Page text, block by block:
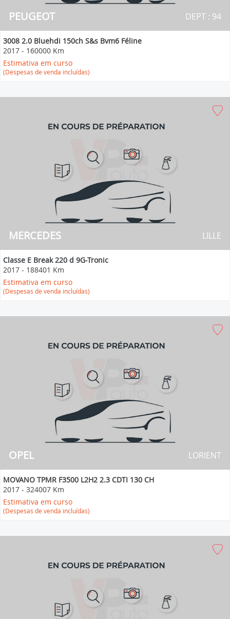
PEUGEOT DEPT : 94
3008 2.0 Bluehdi 150ch S&s Bvm6 Féline
2017 - 160000 Km
Estimativa em curso
(Despesas de venda incluídas)
MERCEDES LILLE
Classe E Break 220 d 9G-Tronic
2017 - 188401 Km
Estimativa em curso
(Despesas de venda incluídas)
OPEL LORIENT
MOVANO TPMR F3500 L2H2 2.3 CDTI 130 CH
2017 - 324007 Km
Estimativa em curso
(Despesas de venda incluídas)